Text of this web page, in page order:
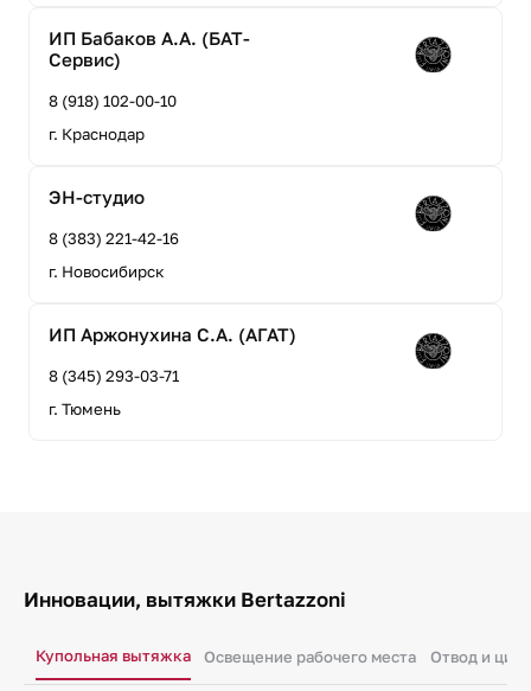
ИП Бабаков А.А. (БАТ-
Сервис)
8 (918) 102-00-10
г. Краснодар
ЭН-студио
8 (383) 221-42-16
г. Новосибирск
ИП Аржонухина С.А. (АГАТ)
8 (345) 293-03-71
г. Тюмень
Инновации, вытяжки Bertazzoni
Купольная вытяжка Освещение рабочего места Отвод и